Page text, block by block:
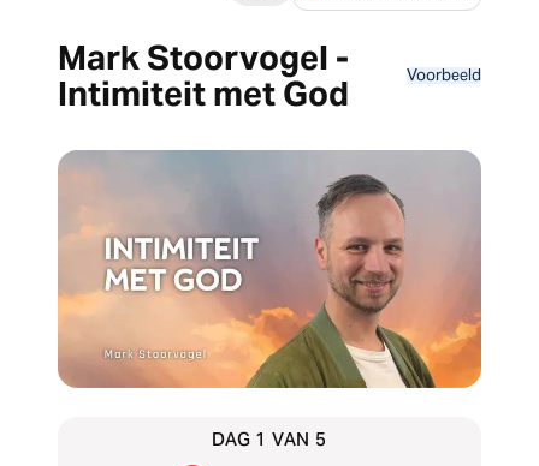
Mark Stoorvogel -
Intimiteit met God
Voorbeeld
DAG 1 VAN 5